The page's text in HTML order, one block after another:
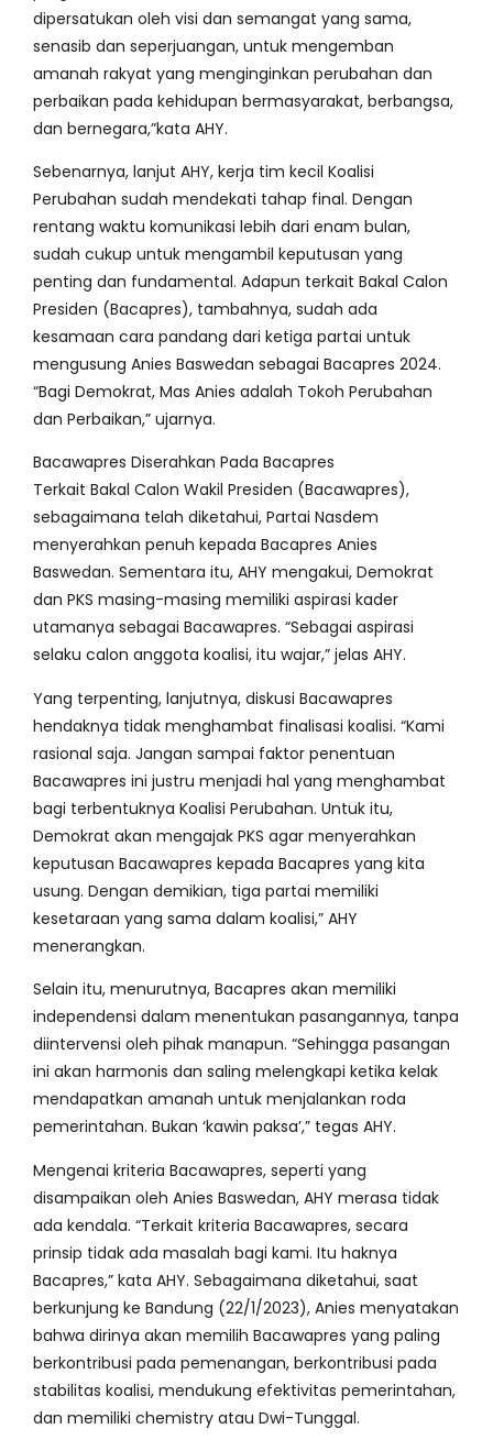
dipersatukan oleh visi dan semangat yang sama,
senasib dan seperjuangan, untuk mengemban
amanah rakyat yang menginginkan perubahan dan
perbaikan pada kehidupan bermasyarakat, berbangsa,
dan bernegara,”kata AHY.
Sebenarnya, lanjut AHY, kerja tim kecil Koalisi
Perubahan sudah mendekati tahap final. Dengan
rentang waktu komunikasi lebih dari enam bulan,
sudah cukup untuk mengambil keputusan yang
penting dan fundamental. Adapun terkait Bakal Calon
Presiden (Bacapres), tambahnya, sudah ada
kesamaan cara pandang dari ketiga partai untuk
mengusung Anies Baswedan sebagai Bacapres 2024.
“Bagi Demokrat, Mas Anies adalah Tokoh Perubahan
dan Perbaikan,” ujarnya.
Bacawapres Diserahkan Pada Bacapres
Terkait Bakal Calon Wakil Presiden (Bacawapres),
sebagaimana telah diketahui, Partai Nasdem
menyerahkan penuh kepada Bacapres Anies
Baswedan. Sementara itu, AHY mengakui, Demokrat
dan PKS masing-masing memiliki aspirasi kader
utamanya sebagai Bacawapres. “Sebagai aspirasi
selaku calon anggota koalisi, itu wajar,” jelas AHY.
Yang terpenting, lanjutnya, diskusi Bacawapres
hendaknya tidak menghambat finalisasi koalisi. “Kami
rasional saja. Jangan sampai faktor penentuan
Bacawapres ini justru menjadi hal yang menghambat
bagi terbentuknya Koalisi Perubahan. Untuk itu,
Demokrat akan mengajak PKS agar menyerahkan
keputusan Bacawapres kepada Bacapres yang kita
usung. Dengan demikian, tiga partai memiliki
kesetaraan yang sama dalam koalisi,” AHY
menerangkan.
Selain itu, menurutnya, Bacapres akan memiliki
independensi dalam menentukan pasangannya, tanpa
diintervensi oleh pihak manapun. “Sehingga pasangan
ini akan harmonis dan saling melengkapi ketika kelak
mendapatkan amanah untuk menjalankan roda
pemerintahan. Bukan ‘kawin paksa’,” tegas AHY.
Mengenai kriteria Bacawapres, seperti yang
disampaikan oleh Anies Baswedan, AHY merasa tidak
ada kendala. “Terkait kriteria Bacawapres, secara
prinsip tidak ada masalah bagi kami. Itu haknya
Bacapres,” kata AHY. Sebagaimana diketahui, saat
berkunjung ke Bandung (22/1/2023), Anies menyatakan
bahwa dirinya akan memilih Bacawapres yang paling
berkontribusi pada pemenangan, berkontribusi pada
stabilitas koalisi, mendukung efektivitas pemerintahan,
dan memiliki chemistry atau Dwi-Tunggal.